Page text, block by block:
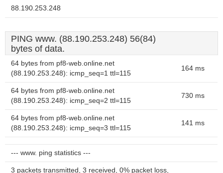
88.190.253.248
PING www. (88.190.253.248) 56(84)
bytes of data.
64 bytes from pf8-web.online.net
(88.190.253.248): icmp_seq=1 ttl=115
164 ms
64 bytes from pf8-web.online.net
(88.190.253.248): icmp_seq=2 ttl=115
730 ms
64 bytes from pf8-web.online.net
(88.190.253.248): icmp_seq=3 ttl=115
141 ms
--- www. ping statistics ---
3 packets transmitted, 3 received, 0% packet loss,